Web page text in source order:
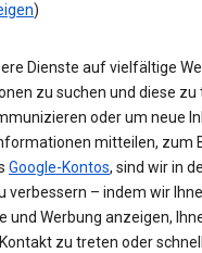
)
Dienste auf vielfältige
zu suchen und diese zu
oder um neue
mitteilen, zum
Google-Kontos, sind wir in
verbessern – indem wir
und Werbung anzeigen,
zu treten oder